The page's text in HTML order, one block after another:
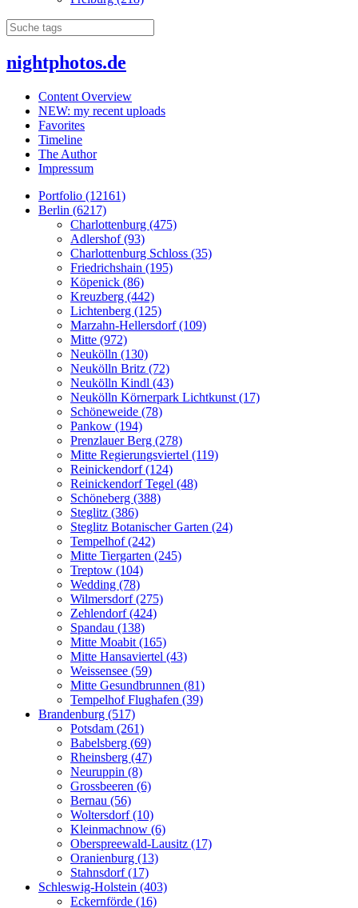
nightphotos.de
Content Overview
NEW: my recent uploads
Favorites
Timeline
The Author
Impressum
Portfolio (12161)
Berlin (6217)
Charlottenburg (475)
Adlershof (93)
Charlottenburg Schloss (35)
Friedrichshain (195)
Köpenick (86)
Kreuzberg (442)
Lichtenberg (125)
Marzahn-Hellersdorf (109)
Mitte (972)
Neukölln (130)
Neukölln Britz (72)
Neukölln Kindl (43)
Neukölln Körnerpark Lichtkunst (17)
Schöneweide (78)
Pankow (194)
Prenzlauer Berg (278)
Mitte Regierungsviertel (119)
Reinickendorf (124)
Reinickendorf Tegel (48)
Schöneberg (388)
Steglitz (386)
Steglitz Botanischer Garten (24)
Tempelhof (242)
Mitte Tiergarten (245)
Treptow (104)
Wedding (78)
Wilmersdorf (275)
Zehlendorf (424)
Spandau (138)
Mitte Moabit (165)
Mitte Hansaviertel (43)
Weissensee (59)
Mitte Gesundbrunnen (81)
Tempelhof Flughafen (39)
Brandenburg (517)
Potsdam (261)
Babelsberg (69)
Rheinsberg (47)
Neuruppin (8)
Grossbeeren (6)
Bernau (56)
Woltersdorf (10)
Kleinmachnow (6)
Oberspreewald-Lausitz (17)
Oranienburg (13)
Stahnsdorf (17)
Schleswig-Holstein (403)
Eckernförde (16)